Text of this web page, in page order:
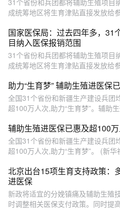
成统筹地区将生育津贴直接发放给
国家医保局：过去四年多，31
目纳入医保报销范围
31个省份和兵团都将辅助生殖项目
成统筹地区将生育津贴直接发放给
助力“生育梦” 辅助生殖进医保
全国31个省份和新疆生产建设兵团
超100万人次,助力“生育梦”。辅助
辅助生殖进医保已惠及超100
全国31个省份和新疆生产建设兵团
超100万人次,助力“生育梦”。 (新华
北京出台15项生育支持政策：
进医保
新政将适宜的分娩镇痛及辅助生殖
时调整相关医保支付政策。同时提